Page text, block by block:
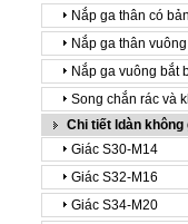
Nắp ga thân có
Nắp ga thân
Nắp ga vuông bắt
Song chắn rác và
Chi tiết ldàn không
Giác S30-M14
Giác S32-M16
Giác S34-M20